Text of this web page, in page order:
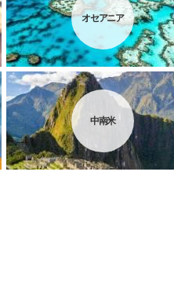
オセアニア
中南米